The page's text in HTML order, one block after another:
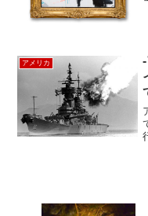
アメリカ